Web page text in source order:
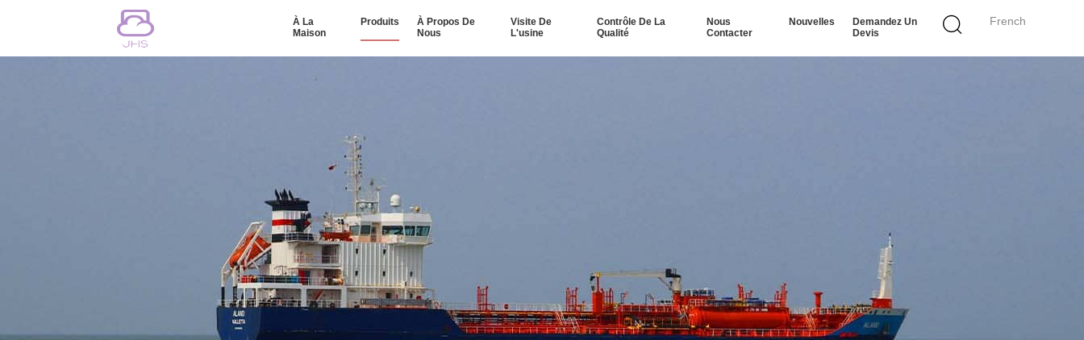
French
À La
Maison
Produits
À Propos De
Nous
Visite De
L'usine
Contrôle De La
Qualité
Nous
Contacter
Nouvelles
Demandez Un
Devis